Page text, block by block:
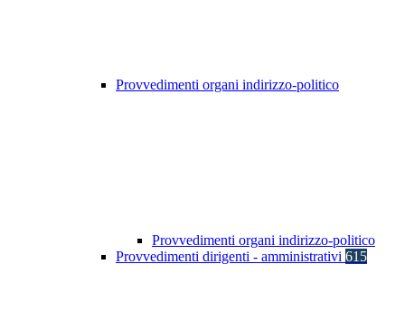
Provvedimenti organi indirizzo-politico
Provvedimenti organi indirizzo-politico
Provvedimenti dirigenti - amministrativi 615